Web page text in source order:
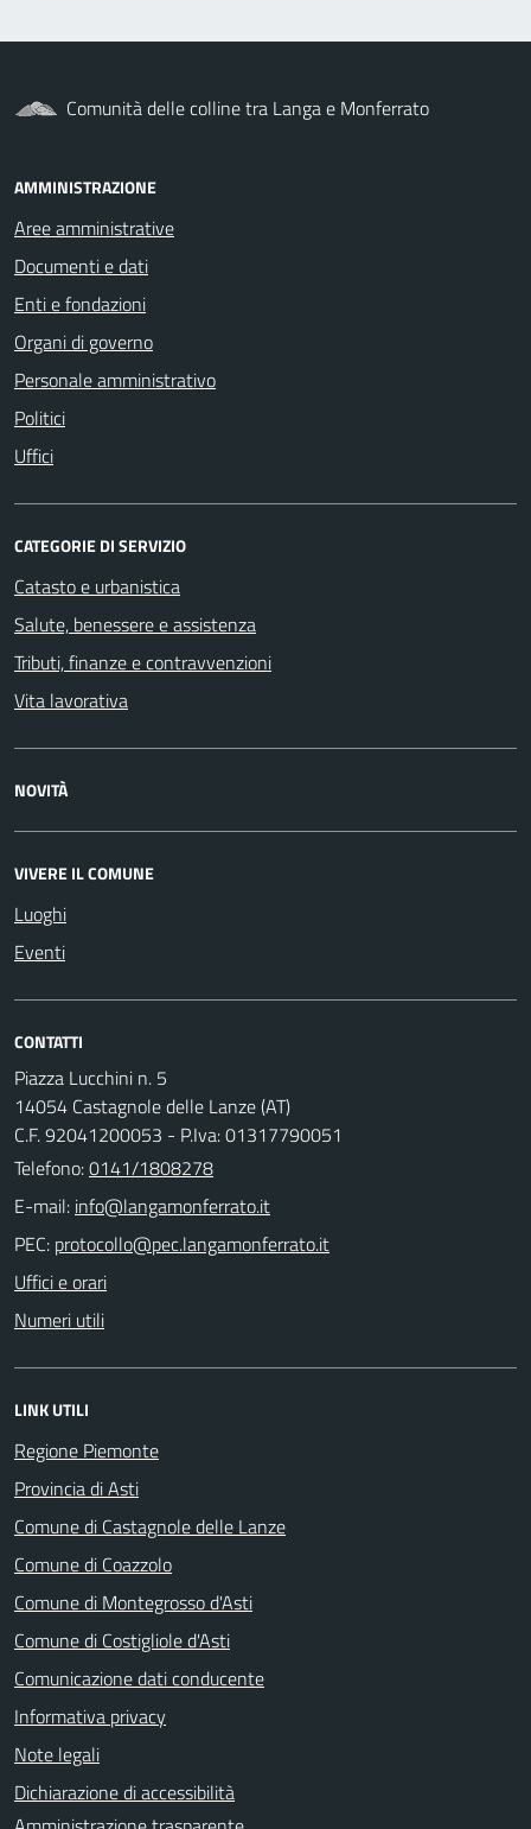
Comunità delle colline tra Langa e Monferrato
AMMINISTRAZIONE
Aree amministrative
Documenti e dati
Enti e fondazioni
Organi di governo
Personale amministrativo
Politici
Uffici
CATEGORIE DI SERVIZIO
Catasto e urbanistica
Salute, benessere e assistenza
Tributi, finanze e contravvenzioni
Vita lavorativa
NOVITÀ
VIVERE IL COMUNE
Luoghi
Eventi
CONTATTI
Piazza Lucchini n. 5
14054 Castagnole delle Lanze (AT)
C.F. 92041200053 - P.Iva: 01317790051
Telefono:0141/1808278
E-mail:
PEC:
Uffici e orari
Numeri utili
LINK UTILI
Regione Piemonte
Provincia di Asti
Comune di Castagnole delle Lanze
Comune di Coazzolo
Comune di Montegrosso d'Asti
Comune di Costigliole d'Asti
Comunicazione dati conducente
Informativa privacy
Note legali
Dichiarazione di accessibilità